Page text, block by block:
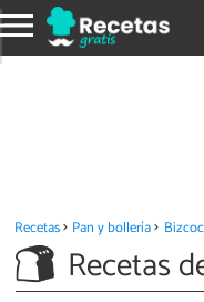
Recetas Pan y bollería
Recetas